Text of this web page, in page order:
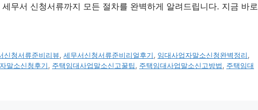
무서 신청서류까지 모든 절차를 완벽하게 알려드립니다. 지금 바로
신청서류준비리뷰,세무서신청서류준비리얼후기, 임대사업자말소신청완벽정리,
말소신청후기, 주택임대사업말소신고꿀팁, 주택임대사업말소신고방법, 주택임대